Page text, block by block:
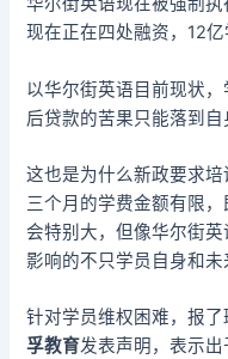
现在正在四处融资，12亿
以华尔街英语目前现状
后贷款的苦果只能落到自
这也是为什么新政要求
三个月的学费金额有限
会特别大，但像华尔街英
影响的不只学员自身和未
针对学员维权困难，报
孚教育发表声明，表示